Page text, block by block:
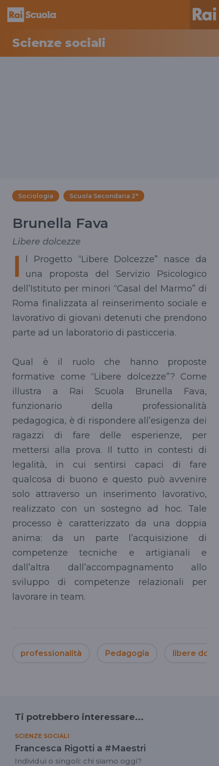
Scienze sociali
Sociologia Scuola Secondaria 2°
Brunella Fava
Libere dolcezze
I
l Progetto “Libere Dolcezze” nasce da
una proposta del Servizio Psicologico
dell’Istituto per minori “Casal del Marmo” di
Roma finalizzata al reinserimento sociale e
lavorativo di giovani detenuti che prendono
parte ad un laboratorio di pasticceria.
Qual è il ruolo che hanno proposte
formative come “Libere dolcezze”? Come
illustra a Rai Scuola Brunella Fava,
funzionario della professionalità
pedagogica, è di rispondere all’esigenza dei
ragazzi di fare delle esperienze, per
mettersi alla prova. Il tutto in contesti di
legalità, in cui sentirsi capaci di fare
qualcosa di buono e questo può avvenire
solo attraverso un inserimento lavorativo,
realizzato con un sostegno ad hoc. Tale
processo è caratterizzato da una doppia
anima: da un parte l’acquisizione di
competenze tecniche e artigianali e
dall’altra dall’accompagnamento allo
sviluppo di competenze relazionali per
lavorare in team.
professionalità Pedagogia libere
Ti potrebbero interessare...
SCIENZE SOCIALI
Francesca Rigotti a #Maestri
Individui o singoli: chi siamo oggi?